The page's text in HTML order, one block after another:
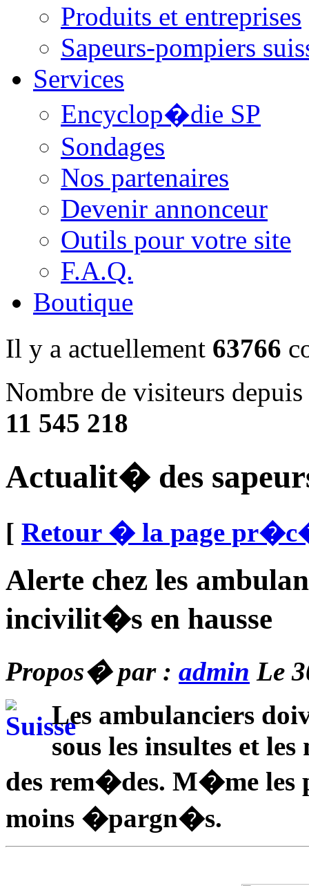
Produits et entreprises
Sapeurs-pompiers
Services
Encyclop�die SP
Sondages
Nos partenaires
Devenir annonceur
Outils pour votre site
F.A.Q.
Boutique
Il y a actuellement 63766
Nombre de visiteurs
11 545 218
Actualit� des
[ Retour � la page
Alerte chez les
incivilit�s en hausse
Propos� par : admin Le
Les ambulanciers
sous les insultes et
des rem�des. M�me les
moins �pargn�s.